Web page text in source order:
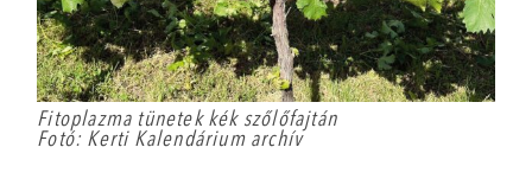
Fitoplazma tünetek kék szőlőfajtán
Fotó: Kerti Kalendárium archív